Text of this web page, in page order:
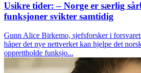
Usikre tider: – Norge er særlig
funksjoner svikter samtidig
Gunn Alice Birkemo, sjefsforsker i
håper det nye nettverket kan hjelpe det
opprettholde funksjo...